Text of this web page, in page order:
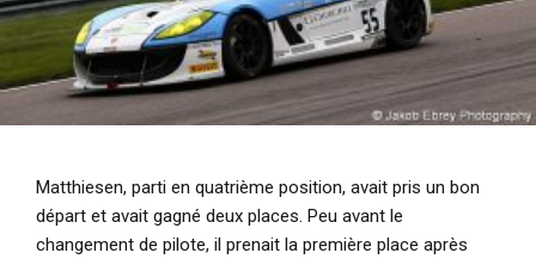
Matthiesen, parti en quatrième position, avait pris un bon
départ et avait gagné deux places. Peu avant le
changement de pilote, il prenait la première place après